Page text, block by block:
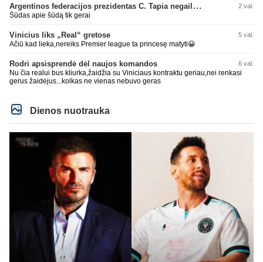
Argentinos federacijos prezidentas C. Tapia negailėjo pagyrų G. Infantino 2 val.
Šūdas apie šūdą tik gerai
Vinicius liks „Real“ gretose 5 val.
Ačiū kad lieka,nereiks Premier league ta princesę matyti😀
Rodri apsisprendė dėl naujos komandos 6 val.
Nu čia realui bus kliurka,žaidžia su Viniciaus kontraktu geriau,nei renkasi
gerus žaidėjus...kolkas ne vienas nebuvo geras
Dienos nuotrauka